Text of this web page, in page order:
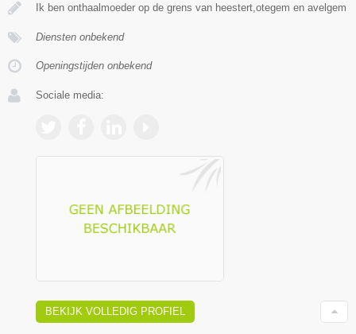
Ik ben onthaalmoeder op de grens van heestert,otegem en avelgem
Diensten onbekend
Openingstijden onbekend
Sociale media:
BEKIJK VOLLEDIG PROFIEL